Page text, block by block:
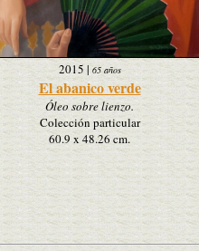
2015 | 65 años
El abanico verde
Óleo sobre lienzo.
Colección particular
60.9 x 48.26 cm.